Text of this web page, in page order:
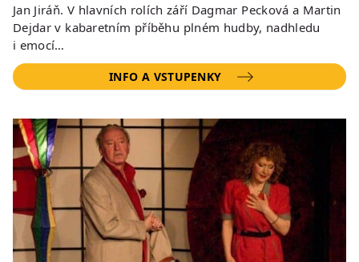
Jan Jiráň. V hlavních rolích září Dagmar Pecková a Martin
Dejdar v kabaretním příběhu plném hudby, nadhledu
i emocí…
INFO A VSTUPENKY